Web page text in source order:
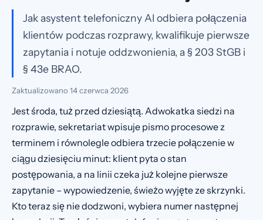
Jak asystent telefoniczny AI odbiera połączenia
klientów podczas rozprawy, kwalifikuje pierwsze
zapytania i notuje oddzwonienia, a § 203 StGB i
§ 43e BRAO.
Zaktualizowano 14 czerwca 2026
Jest środa, tuż przed dziesiątą. Adwokatka siedzi na
rozprawie, sekretariat wpisuje pismo procesowe z
terminem i równolegle odbiera trzecie połączenie w
ciągu dziesięciu minut: klient pyta o stan
postępowania, a na linii czeka już kolejne pierwsze
zapytanie – wypowiedzenie, świeżo wyjęte ze skrzynki.
Kto teraz się nie dodzwoni, wybiera numer następnej